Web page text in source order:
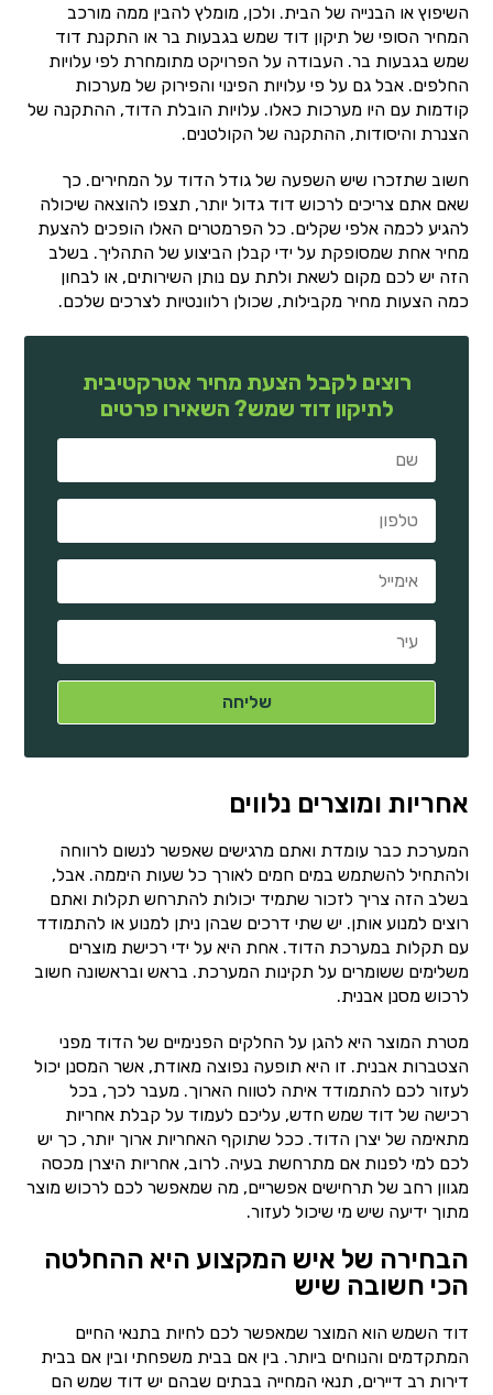
השיפוץ או הבנייה של הבית. ולכן, מומלץ להבין ממה מורכב
המחיר הסופי של תיקון דוד שמש בגבעות בר או התקנת דוד
שמש בגבעות בר. העבודה על הפרויקט מתומחרת לפי עלויות
החלפים. אבל גם על פי עלויות הפינוי והפירוק של מערכות
קודמות עם היו מערכות כאלו. עלויות הובלת הדוד, ההתקנה של
הצנרת והיסודות, ההתקנה של הקולטנים.
חשוב שתזכרו שיש השפעה של גודל הדוד על המחירים. כך
שאם אתם צריכים לרכוש דוד גדול יותר, תצפו להוצאה שיכולה
להגיע לכמה אלפי שקלים. כל הפרמטרים האלו הופכים להצעת
מחיר אחת שמסופקת על ידי קבלן הביצוע של התהליך. בשלב
הזה יש לכם מקום לשאת ולתת עם נותן השירותים, או לבחון
כמה הצעות מחיר מקבילות, שכולן רלוונטיות לצרכים שלכם.
רוצים לקבל הצעת מחיר אטרקטיבית
לתיקון דוד שמש? השאירו פרטים
אחריות ומוצרים נלווים
המערכת כבר עומדת ואתם מרגישים שאפשר לנשום לרווחה
ולהתחיל להשתמש במים חמים לאורך כל שעות היממה. אבל,
בשלב הזה צריך לזכור שתמיד יכולות להתרחש תקלות ואתם
רוצים למנוע אותן. יש שתי דרכים שבהן ניתן למנוע או להתמודד
עם תקלות במערכת הדוד. אחת היא על ידי רכישת מוצרים
משלימים ששומרים על תקינות המערכת. בראש ובראשונה חשוב
לרכוש מסנן אבנית.
מטרת המוצר היא להגן על החלקים הפנימיים של הדוד מפני
הצטברות אבנית. זו היא תופעה נפוצה מאודת, אשר המסנן יכול
לעזור לכם להתמודד איתה לטווח הארוך. מעבר לכך, בכל
רכישה של דוד שמש חדש, עליכם לעמוד על קבלת אחריות
מתאימה של יצרן הדוד. ככל שתוקף האחריות ארוך יותר, כך יש
לכם למי לפנות אם מתרחשת בעיה. לרוב, אחריות היצרן מכסה
מגוון רחב של תרחישים אפשריים, מה שמאפשר לכם לרכוש מוצר
מתוך ידיעה שיש מי שיכול לעזור.
הבחירה של איש המקצוע היא ההחלטה
הכי חשובה שיש
דוד השמש הוא המוצר שמאפשר לכם לחיות בתנאי החיים
המתקדמים והנוחים ביותר. בין אם בבית משפחתי ובין אם בבית
דירות רב דיירים, תנאי המחייה בבתים שבהם יש דוד שמש הם